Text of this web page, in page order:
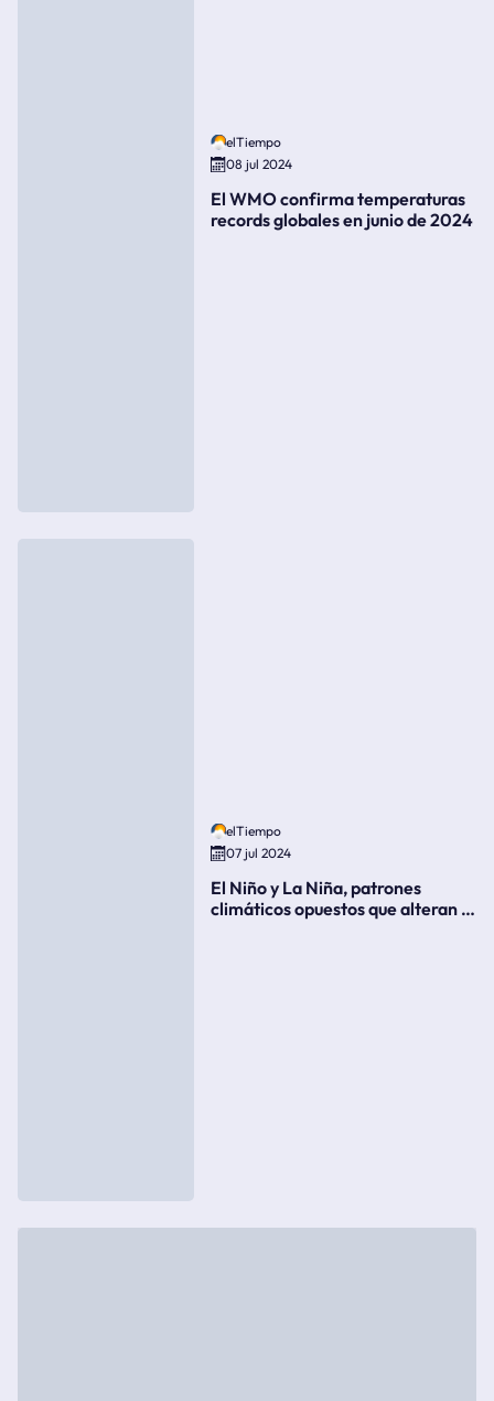
elTiempo
08 jul 2024
El WMO confirma temperaturas
records globales en junio de 2024
elTiempo
07 jul 2024
El Niño y La Niña, patrones
climáticos opuestos que alteran la